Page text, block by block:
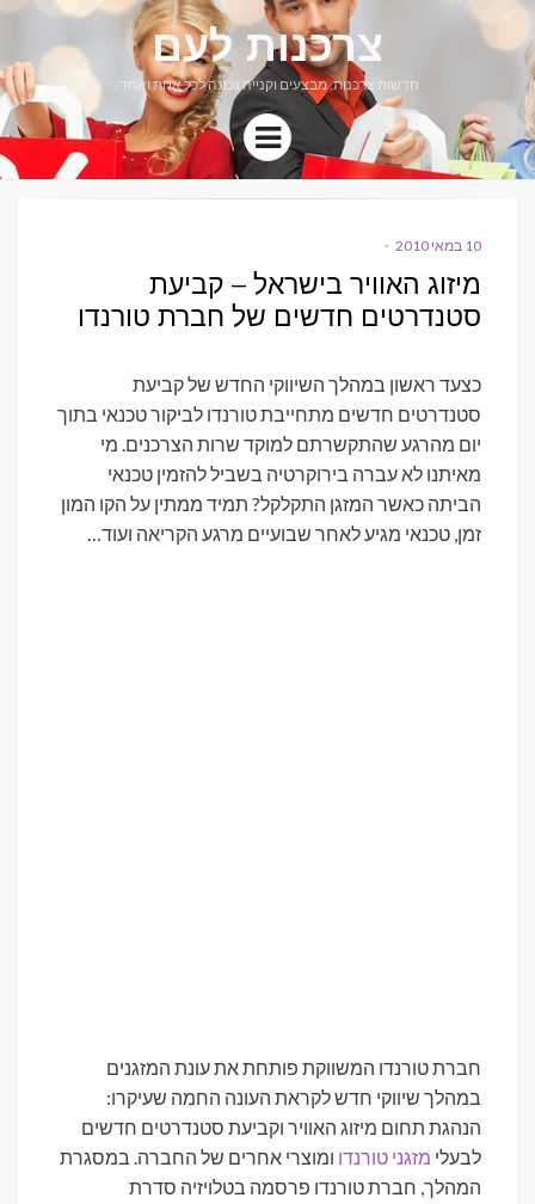
צרכנות לעם
חדשות צרכנות, מבצעים וקנייה נכונה לכל אחת ואחד.
Menu
POSTED
10 במאי 2010
מיזוג האוויר בישראל – קביעת
סטנדרטים חדשים של חברת טורנדו
כצעד ראשון במהלך השיווקי החדש של קביעת
סטנדרטים חדשים מתחייבת טורנדו לביקור טכנאי בתוך
יום מהרגע שהתקשרתם למוקד שרות הצרכנים. מי
מאיתנו לא עברה בירוקרטיה בשביל להזמין טכנאי
הביתה כאשר המזגן התקלקל? תמיד ממתין על הקו המון
זמן, טכנאי מגיע לאחר שבועיים מרגע הקריאה ועוד…
חברת טורנדו המשווקת פותחת את עונת המזגנים
במהלך שיווקי חדש לקראת העונה החמה שעיקרו:
הנהגת תחום מיזוג האוויר וקביעת סטנדרטים חדשים
לבעלי מזגני טורנדו ומוצרי אחרים של החברה. במסגרת
המהלך, חברת טורנדו פרסמה בטלויזיה סדרת